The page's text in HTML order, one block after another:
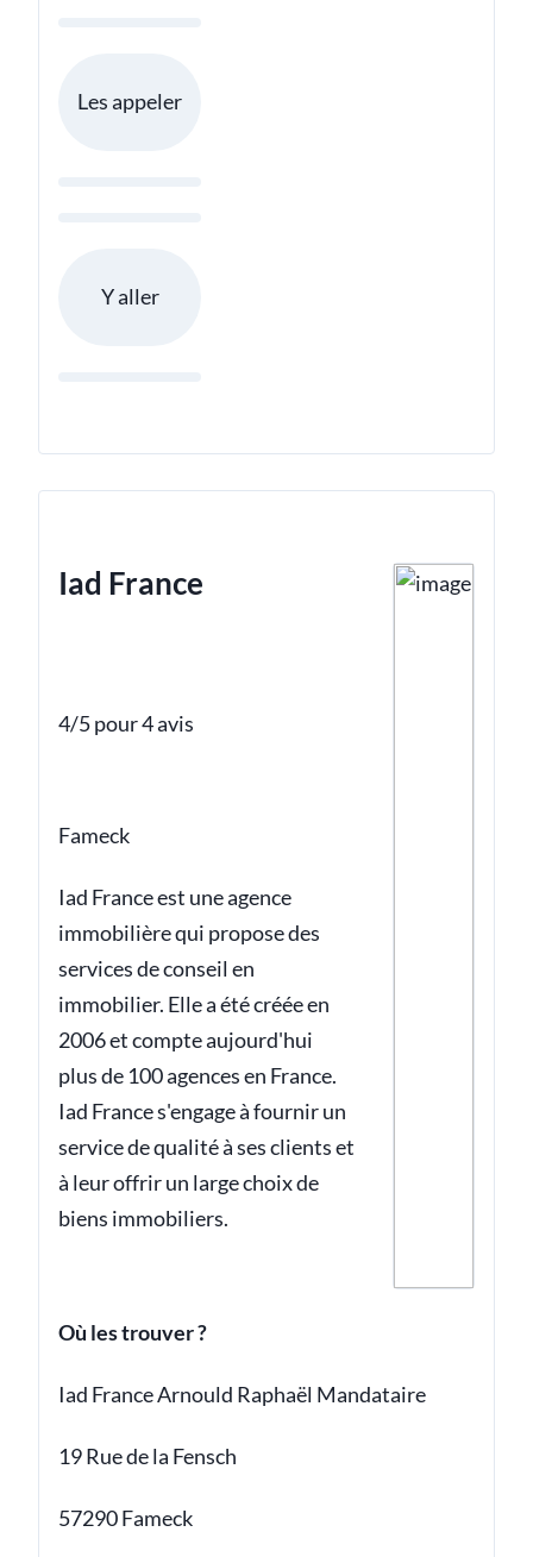
Les appeler
Y aller
Iad France
4/5 pour 4 avis
Fameck
Iad France est une agence
immobilière qui propose des
services de conseil en
immobilier. Elle a été créée en
2006 et compte aujourd'hui
plus de 100 agences en France.
Iad France s'engage à fournir un
service de qualité à ses clients et
à leur offrir un large choix de
biens immobiliers.
Où les trouver ?
Iad France Arnould Raphaël Mandataire
19 Rue de la Fensch
57290 Fameck